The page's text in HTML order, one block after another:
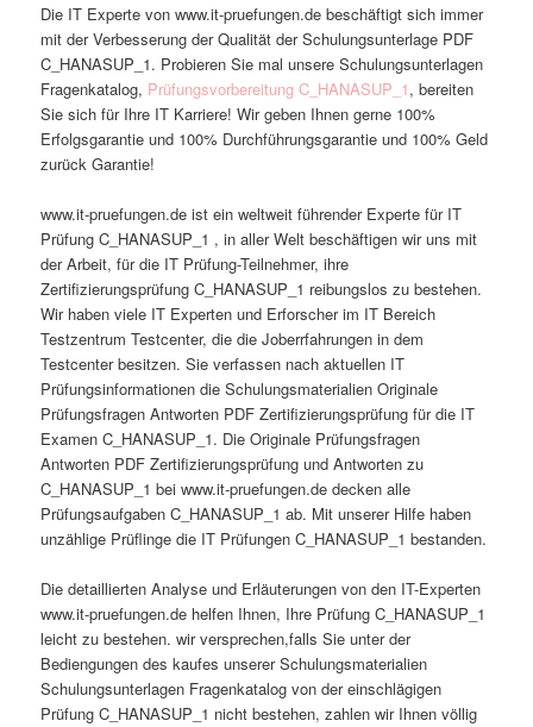
Die IT Experte von www.it-pruefungen.de beschäftigt sich immer
mit der Verbesserung der Qualität der Schulungsunterlage PDF
C_HANASUP_1. Probieren Sie mal unsere Schulungsunterlagen
Fragenkatalog, Prüfungsvorbereitung C_HANASUP_1, bereiten
Sie sich für Ihre IT Karriere! Wir geben Ihnen gerne 100%
Erfolgsgarantie und 100% Durchführungsgarantie und 100% Geld
zurück Garantie!
www.it-pruefungen.de ist ein weltweit führender Experte für IT
Prüfung C_HANASUP_1 , in aller Welt beschäftigen wir uns mit
der Arbeit, für die IT Prüfung-Teilnehmer, ihre
Zertifizierungsprüfung C_HANASUP_1 reibungslos zu bestehen.
Wir haben viele IT Experten und Erforscher im IT Bereich
Testzentrum Testcenter, die die Joberrfahrungen in dem
Testcenter besitzen. Sie verfassen nach aktuellen IT
Prüfungsinformationen die Schulungsmaterialien Originale
Prüfungsfragen Antworten PDF Zertifizierungsprüfung für die IT
Examen C_HANASUP_1. Die Originale Prüfungsfragen
Antworten PDF Zertifizierungsprüfung und Antworten zu
C_HANASUP_1 bei www.it-pruefungen.de decken alle
Prüfungsaufgaben C_HANASUP_1 ab. Mit unserer Hilfe haben
unzählige Prüflinge die IT Prüfungen C_HANASUP_1 bestanden.
Die detaillierten Analyse und Erläuterungen von den IT-Experten
www.it-pruefungen.de helfen Ihnen, Ihre Prüfung C_HANASUP_1
leicht zu bestehen. wir versprechen,falls Sie unter der
Bediengungen des kaufes unserer Schulungsmaterialien
Schulungsunterlagen Fragenkatalog von der einschlägigen
Prüfung C_HANASUP_1 nicht bestehen, zahlen wir Ihnen völlig